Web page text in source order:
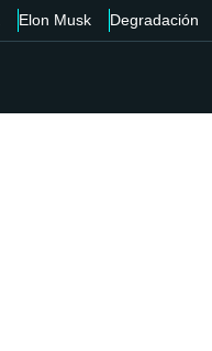
Elon Musk Degradación